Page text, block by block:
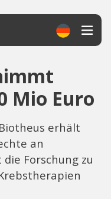
Mio Euro
erhält
an
Forschung zu